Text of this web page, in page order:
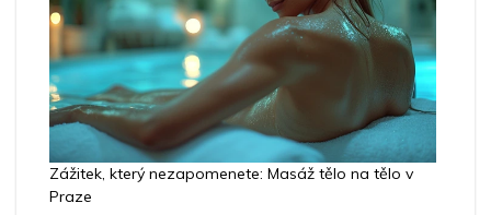
Zážitek, který nezapomenete: Masáž tělo na tělo v
Praze